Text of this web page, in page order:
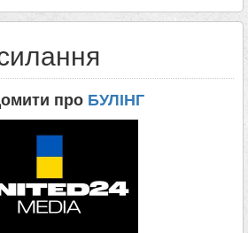
про БУЛІНГ